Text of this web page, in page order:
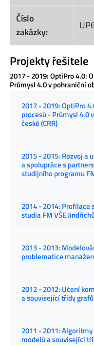
Číslo
zakázky:
Projekty řešitele
2017 - 2019: OptiPro 4.0:
Průmysl 4.0 v pohraniční
2017 - 2019: OptiPro
procesů - Průmysl 4.0
české (CRR)
2015 - 2015: Rozvoj a
a spolupráce s
studijního programu
2014 - 2014:
studia FM VŠE
2013 - 2013:
problematice
2012 - 2012: Učení
a související třídy
2011 - 2011:
modelů a související